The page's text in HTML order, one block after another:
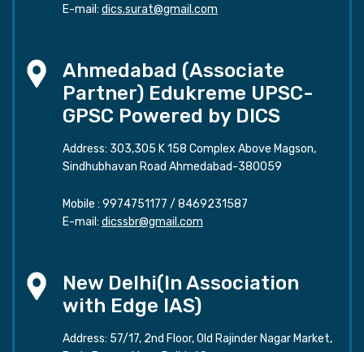
E-mail: dics.surat@gmail.com
Ahmedabad (Associate
Partner) Edukreme UPSC-
GPSC Powered by DICS
Address: 303,305 K 158 Complex Above Magson,
Sindhubhavan Road Ahmedabad-380059
Mobile : 9974751177 / 8469231587
E-mail: dicssbr@gmail.com
New Delhi(In Association
with Edge IAS)
Address: 57/17, 2nd Floor, Old Rajinder Nagar Market,